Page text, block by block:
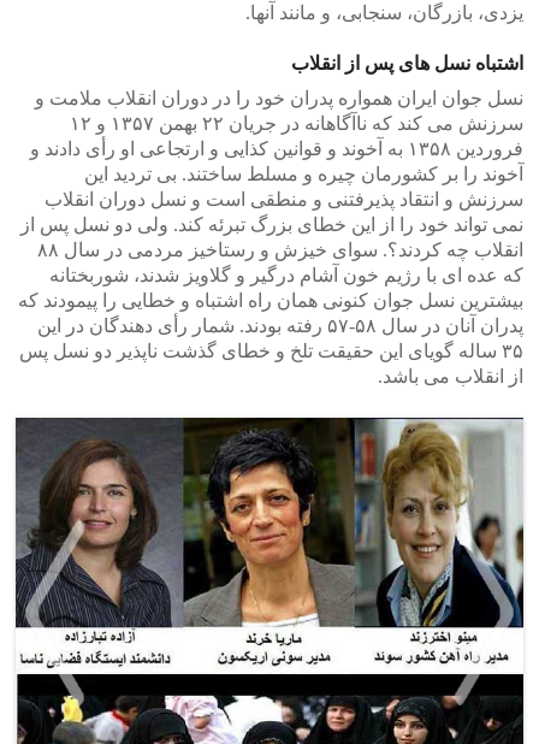
یزدی، بازرگان، سنجابی، و مانند آنها.
اشتباه نسل های پس از انقلاب
نسل جوان ایران همواره پدران خود را در دوران انقلاب ملامت و
سرزنش می کند که ناآگاهانه در جریان ۲۲ بهمن ۱۳۵۷ و ۱۲
فروردین ۱۳۵۸ به آخوند و قوانین کذایی و ارتجاعی او رأی دادند و
آخوند را بر کشورمان چیره و مسلط ساختند. بی تردید این
سرزنش و انتقاد پذیرفتنی و منطقی است و نسل دوران انقلاب
نمی تواند خود را از این خطای بزرگ تبرئه کند. ولی دو نسل پس از
انقلاب چه کردند؟. سوای خیزش و رستاخیز مردمی در سال ۸۸
که عده ای با رژیم خون آشام درگیر و گلاویز شدند، شوربختانه
بیشترین نسل جوان کنونی همان راه اشتباه و خطایی را پیمودند که
پدران آنان در سال ۵۸-۵۷ رفته بودند. شمار رأی دهندگان در این
۳۵ ساله گویای این حقیقت تلخ و خطای گذشت ناپذیر دو نسل پس
از انقلاب می باشد.